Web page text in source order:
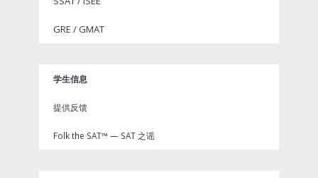
GRE / GMAT
学生信息
提供反馈
Folk the SAT™ — SAT 之谣